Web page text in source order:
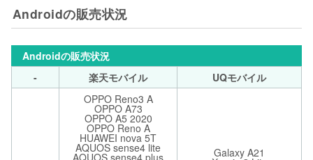
Androidの販売状況
Androidの販売状況
-
楽天モバイル UQモバイル
OPPO Reno3 A
OPPO A73
OPPO A5 2020
OPPO Reno A
HUAWEI nova 5T
AQUOS sense4 lite Galaxy A21